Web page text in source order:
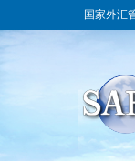
国家外汇